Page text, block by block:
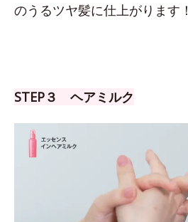
のうるツヤ髪に仕上がります！
STEP３ ヘアミルク